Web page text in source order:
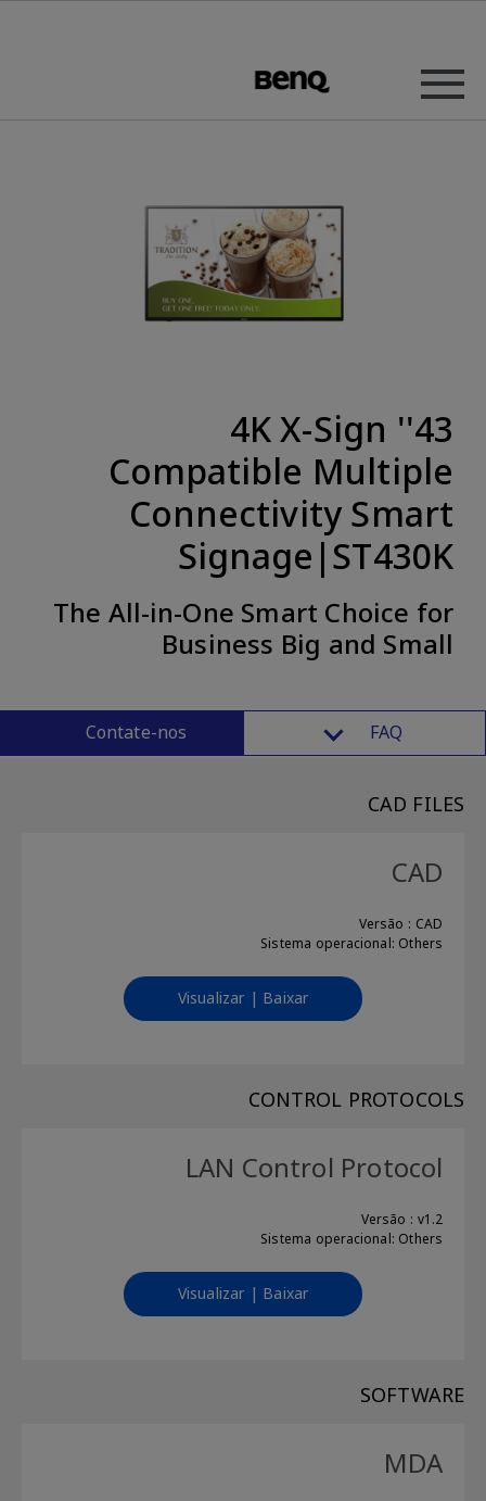
43'' 4K X-Sign
Compatible Multiple
Connectivity Smart
Signage|ST430K
The All-in-One Smart Choice for
Business Big and Small
FAQ
Contate-nos
CAD FILES
CAD
Versão : CAD
Sistema operacional: Others
Visualizar | Baixar
CONTROL PROTOCOLS
LAN Control Protocol
Versão : v1.2
Sistema operacional: Others
Visualizar | Baixar
SOFTWARE
MDA